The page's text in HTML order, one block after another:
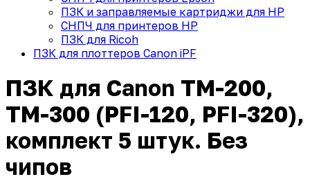
ПЗК и заправляемые картриджи для HP
СНПЧ для принтеров HP
ПЗК для Ricoh
ПЗК для плоттеров Canon iPF
ПЗК для Canon TM-200,
TM-300 (PFI-120, PFI-320),
комплект 5 штук. Без
чипов